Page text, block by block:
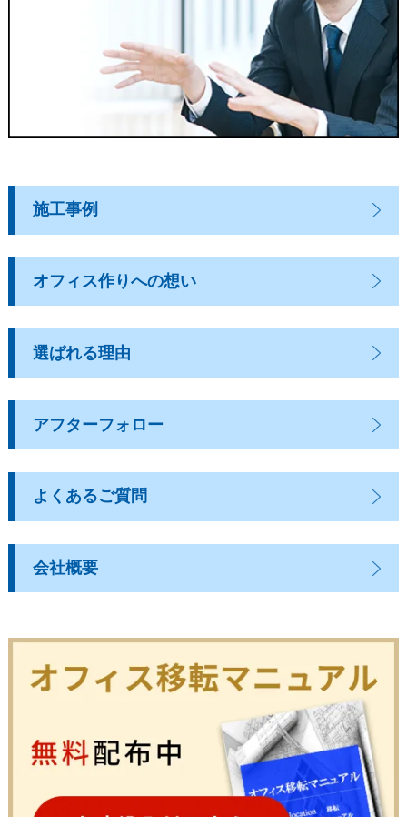
施工事例
オフィス作りへの想い
選ばれる理由
アフターフォロー
よくあるご質問
会社概要